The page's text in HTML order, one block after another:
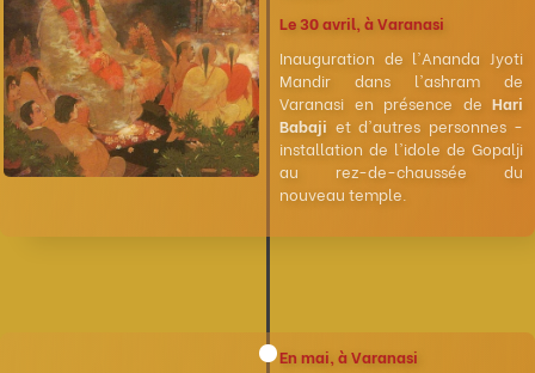
Le 30 avril, à Varanasi
Inauguration de l'Ananda Jyoti
Mandir dans l'ashram de
Varanasi en présence de Hari
Babaji et d'autres personnes -
installation de l'idole de Gopalji
au rez-de-chaussée du
nouveau temple.
En mai, à Varanasi